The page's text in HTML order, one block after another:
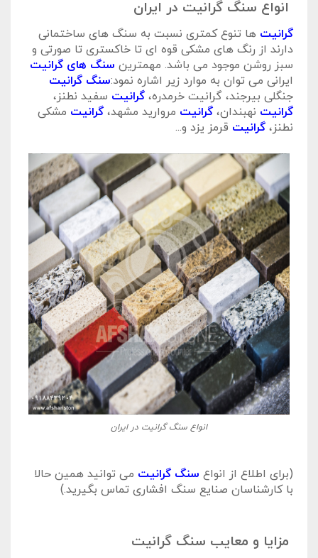
انواع سنگ گرانیت در ایران
گرانیت ها تنوع کمتری نسبت به سنگ های ساختمانی
دارند از رنگ های مشکی قوه ای تا خاکستری تا صورتی و
سبز روشن موجود می باشد. مهمترین سنگ های گرانیت
ایرانی می توان به موارد زیر اشاره نمود:سنگ گرانیت
جنگلی بیرجند، گرانیت خرمدره، گرانیت سفید نطنز،
گرانیت نهبندان، گرانیت مروارید مشهد، گرانیت مشکی
نطنز، گرانیت قرمز یزد و...
انواع سنگ گرانیت در ایران
(برای اطلاع از انواع سنگ گرانیت می توانید همین حالا
با کارشناسان صنایع سنگ افشاری تماس بگیرید.)
مزایا و معایب سنگ گرانیت